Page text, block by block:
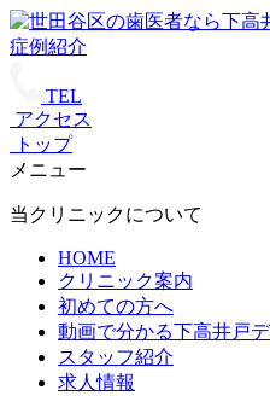
症例紹介
TEL
アクセス
トップ
メニュー
当クリニックについて
HOME
クリニック案内
初めての方へ
動画で分かる下高井戸
スタッフ紹介
求人情報